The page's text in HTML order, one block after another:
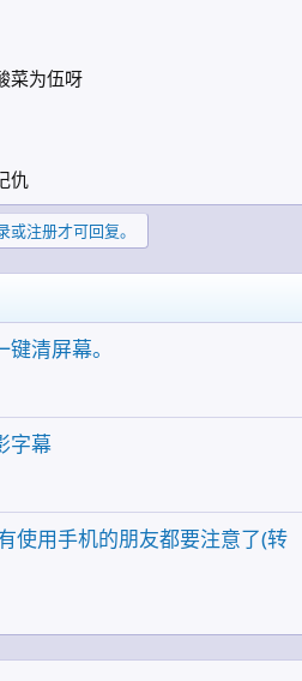
菜为伍呀
仇
或注册才可回复。
清屏幕。
字幕
使用手机的朋友都要注意了(转